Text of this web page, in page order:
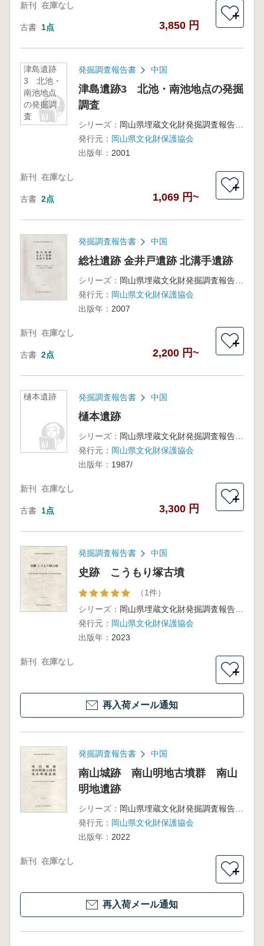
新刊 在庫なし
古書 1点 3,850 円
＋
津島遺跡
3 北池・
南池地点
の発掘調
査
発掘調査報告書 中国
津島遺跡3 北池・南池地点の発掘
調査
シリーズ：
岡山県埋蔵文化財発掘調査報告160
発行元： 岡山県文化財保護協会
出版年： 2001
新刊 在庫なし
古書 2点 1,069 円~
＋
発掘調査報告書 中国
総社遺跡 金井戸遺跡 北溝手遺跡
シリーズ：
岡山県埋蔵文化財発掘調査報告第209集、一般国道180号総社・一宮バイパス建設に伴う発掘調査1
発行元： 岡山県文化財保護協会
出版年： 2007
新刊 在庫なし
古書 2点 2,200 円~
＋
樋本遺跡 発掘調査報告書 中国
樋本遺跡
シリーズ：
岡山県埋蔵文化財発掘調査報告第65集
発行元： 岡山県文化財保護協会
出版年： 1987/
新刊 在庫なし
古書 1点 3,300 円
＋
発掘調査報告書 中国
史跡 こうもり塚古墳
（1件）
シリーズ：
岡山県埋蔵文化財発掘調査報告266
発行元： 岡山県文化財保護協会
出版年： 2023
新刊 在庫なし
＋
再入荷メール通知
発掘調査報告書 中国
南山城跡 南山明地古墳群 南山
明地遺跡
シリーズ：
岡山県埋蔵文化財発掘調査報告257
発行元： 岡山県文化財保護協会
出版年： 2022
新刊 在庫なし
＋
再入荷メール通知